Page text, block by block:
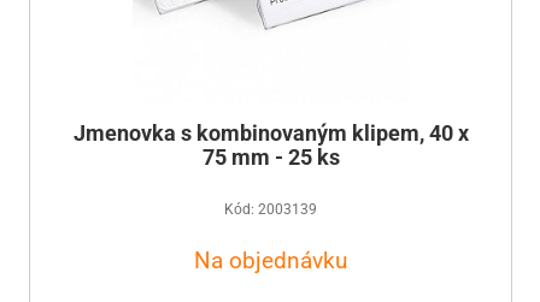
Jmenovka s kombinovaným klipem, 40 x
75 mm - 25 ks
Kód: 2003139
Na objednávku